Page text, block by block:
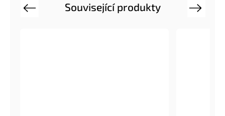
Související produkty
Previous Next